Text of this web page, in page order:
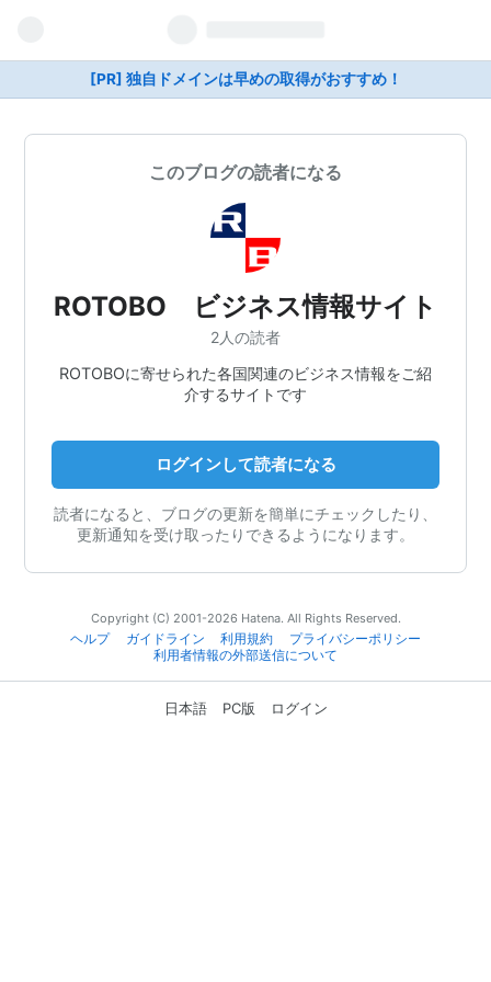
[PR] 独自ドメインは早めの取得がおすすめ！
このブログの読者になる
ROTOBO ビジネス情報サイト
2人の読者
ROTOBOに寄せられた各国関連のビジネス情報をご紹
介するサイトです
ログインして読者になる
読者になると、ブログの更新を簡単にチェックしたり、
更新通知を受け取ったりできるようになります。
Copyright (C) 2001-2026 Hatena. All Rights Reserved.
ヘルプ
ガイドライン 利用規約
プライバシーポリシー
利用者情報の外部送信について
日本語 PC版 ログイン